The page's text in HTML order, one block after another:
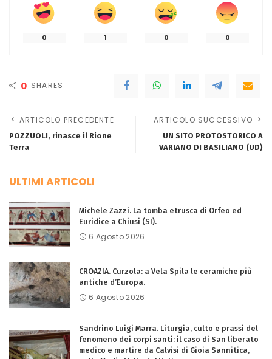
0 1 0 0
0 SHARES
ARTICOLO PRECEDENTE
POZZUOLI, rinasce il Rione
Terra
ARTICOLO SUCCESSIVO
UN SITO PROTOSTORICO A
VARIANO DI BASILIANO (UD)
ULTIMI ARTICOLI
Michele Zazzi. La tomba etrusca di Orfeo ed
Euridice a Chiusi (SI).
6 Agosto 2026
CROAZIA. Curzola: a Vela Spila le ceramiche più
antiche d’Europa.
6 Agosto 2026
Sandrino Luigi Marra. Liturgia, culto e prassi del
fenomeno dei corpi santi: il caso di San liberato
medico e martire da Calvisi di Gioia Sannitica,